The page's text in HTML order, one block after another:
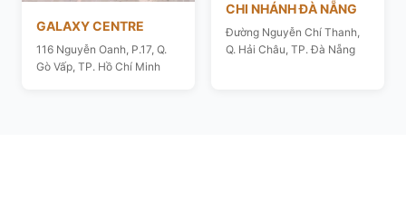
GALAXY CENTRE
116 Nguyễn Oanh, P.17, Q.
Gò Vấp, TP. Hồ Chí Minh
CHI NHÁNH ĐÀ NẴNG
Đường Nguyễn Chí Thanh,
Q. Hải Châu, TP. Đà Nẵng